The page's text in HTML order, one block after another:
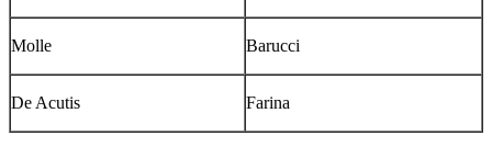
Molle Barucci
De Acutis Farina